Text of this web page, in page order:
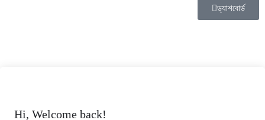
ড্যাশবোর্ড
Hi, Welcome back!